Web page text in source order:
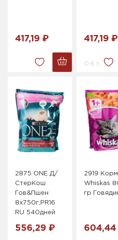
417,19 ₽ 417,19 ₽
0.6 г.
2875 ONE Д/
СтерКош
Гов&Пшен
8x750г,PR16
RU 540дней
556,29 ₽
2919
Whiskas
гр
604,44